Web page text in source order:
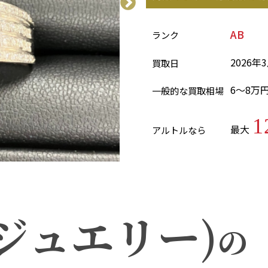
ランク AB
買取日 2026年
一般的な買取相場 6～8万
アルトルなら 最大
ュエリー)の